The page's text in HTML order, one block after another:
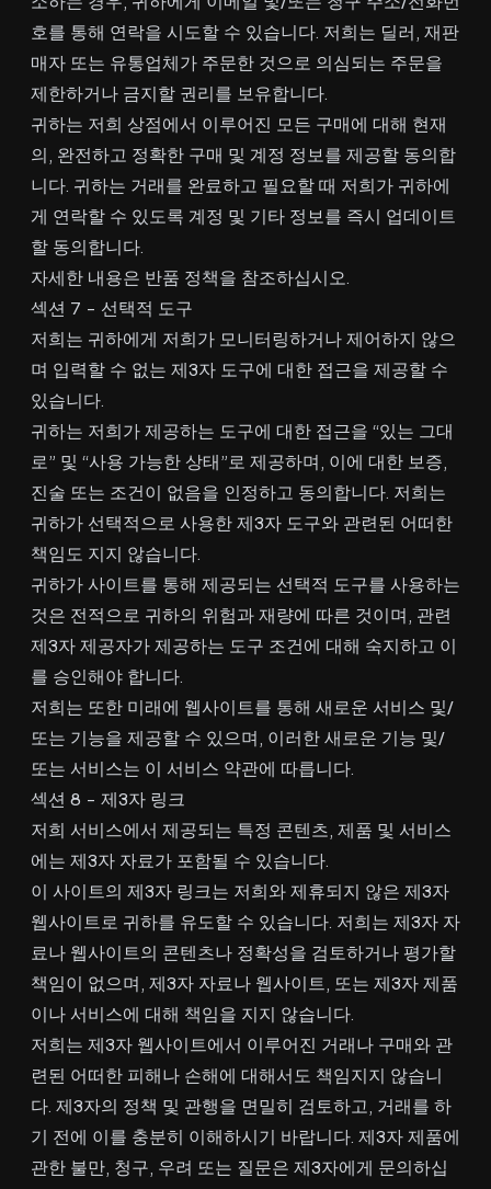
호를 통해 연락을 시도할 수 있습니다. 저희는 딜러, 재판
매자 또는 유통업체가 주문한 것으로 의심되는 주문을
제한하거나 금지할 권리를 보유합니다.
귀하는 저희 상점에서 이루어진 모든 구매에 대해 현재
의, 완전하고 정확한 구매 및 계정 정보를 제공할 동의합
니다. 귀하는 거래를 완료하고 필요할 때 저희가 귀하에
게 연락할 수 있도록 계정 및 기타 정보를 즉시 업데이트
할 동의합니다.
자세한 내용은 반품 정책을 참조하십시오.
섹션 7 - 선택적 도구
저희는 귀하에게 저희가 모니터링하거나 제어하지 않으
며 입력할 수 없는 제3자 도구에 대한 접근을 제공할 수
있습니다.
귀하는 저희가 제공하는 도구에 대한 접근을 “있는 그대
로” 및 “사용 가능한 상태”로 제공하며, 이에 대한 보증,
진술 또는 조건이 없음을 인정하고 동의합니다. 저희는
귀하가 선택적으로 사용한 제3자 도구와 관련된 어떠한
책임도 지지 않습니다.
귀하가 사이트를 통해 제공되는 선택적 도구를 사용하는
것은 전적으로 귀하의 위험과 재량에 따른 것이며, 관련
제3자 제공자가 제공하는 도구 조건에 대해 숙지하고 이
를 승인해야 합니다.
저희는 또한 미래에 웹사이트를 통해 새로운 서비스 및/
또는 기능을 제공할 수 있으며, 이러한 새로운 기능 및/
또는 서비스는 이 서비스 약관에 따릅니다.
섹션 8 - 제3자 링크
저희 서비스에서 제공되는 특정 콘텐츠, 제품 및 서비스
에는 제3자 자료가 포함될 수 있습니다.
이 사이트의 제3자 링크는 저희와 제휴되지 않은 제3자
웹사이트로 귀하를 유도할 수 있습니다. 저희는 제3자 자
료나 웹사이트의 콘텐츠나 정확성을 검토하거나 평가할
책임이 없으며, 제3자 자료나 웹사이트, 또는 제3자 제품
이나 서비스에 대해 책임을 지지 않습니다.
저희는 제3자 웹사이트에서 이루어진 거래나 구매와 관
련된 어떠한 피해나 손해에 대해서도 책임지지 않습니
다. 제3자의 정책 및 관행을 면밀히 검토하고, 거래를 하
기 전에 이를 충분히 이해하시기 바랍니다. 제3자 제품에
관한 불만, 청구, 우려 또는 질문은 제3자에게 문의하십